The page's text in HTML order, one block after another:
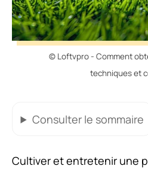
© Loftvpro - Comment
techniques et
Consulter le sommaire
Cultiver et entretenir une